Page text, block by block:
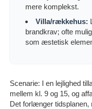
mere komplekst.
Villa/rækkehus:
brandkrav; ofte
som æstetisk
Scenarie: I en lejlighed
mellem kl. 9 og 15, og
Det forlænger